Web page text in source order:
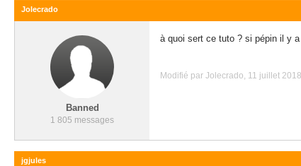
Jolecrado
Banned
1 805 messages
à quoi sert ce tuto ? si pépin il y
Modifié par Jolecrado, 11 juillet
jgjules